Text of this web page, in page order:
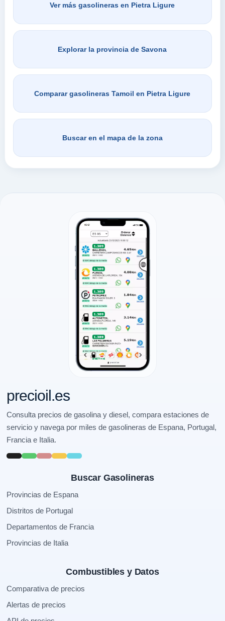
Ver más gasolineras en Pietra Ligure
Explorar la provincia de Savona
Comparar gasolineras Tamoil en Pietra Ligure
Buscar en el mapa de la zona
precioil.es
Consulta precios de gasolina y diesel, compara estaciones de
servicio y navega por miles de gasolineras de Espana, Portugal,
Francia e Italia.
Buscar Gasolineras
Provincias de Espana
Distritos de Portugal
Departamentos de Francia
Provincias de Italia
Combustibles y Datos
Comparativa de precios
Alertas de precios